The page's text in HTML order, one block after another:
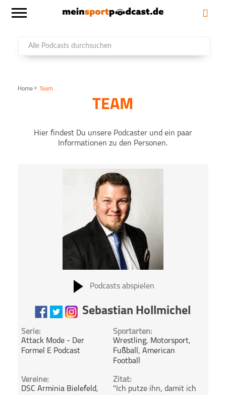
Home > Team
TEAM
Hier findest Du unsere Podcaster und ein paar
Informationen zu den Personen.
Podcasts abspielen
Sebastian Hollmichel
Serie:
Attack Mode - Der
Formel E Podcast
Sportarten:
Wrestling, Motorsport,
Fußball , American
Football
Vereine:
DSC Arminia Bielefeld,
Zitat:
"Ich putze ihn, damit ich